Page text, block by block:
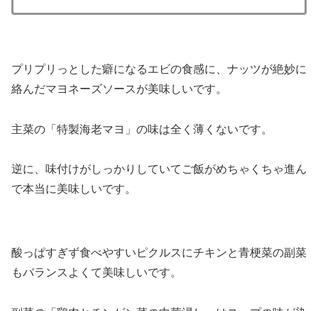
プリプリっとした癖になるエビの食感に、ナッツが絶妙に
絡んだマヨネーズソースが美味しいです。
主菜の「特製海老マヨ」の味は全く薄くないです。
逆に、味付けがしっかりしていてご飯がめちゃくちゃ進ん
で本当に美味しいです。
酸っぱすぎず食べやすいピクルスにチキンと青梗菜の副菜
もバランスよくて美味しいです。